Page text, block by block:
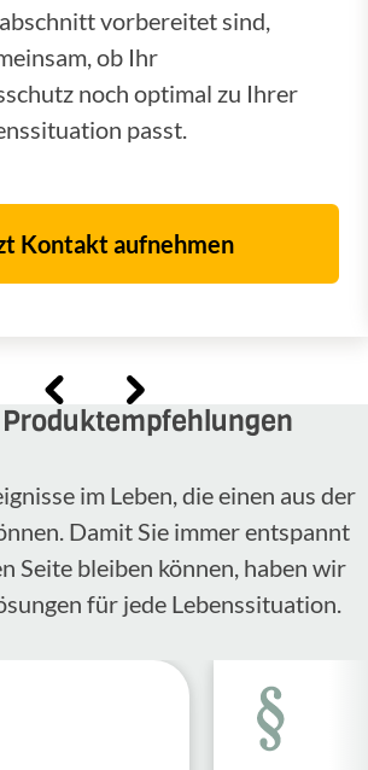
vorbereitet sind,
ob Ihr
noch optimal zu Ihrer
passt.
Kontakt aufnehmen
im Leben, die einen aus der
Damit Sie immer entspannt
Seite bleiben können, haben wir
für jede Lebenssituation.